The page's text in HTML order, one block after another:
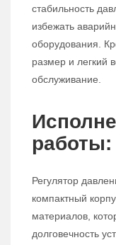
стабильность
избежать
оборудования.
размер и легкий
обслуживание.
работы:
Регулятор
компактный
материалов,
долговечность